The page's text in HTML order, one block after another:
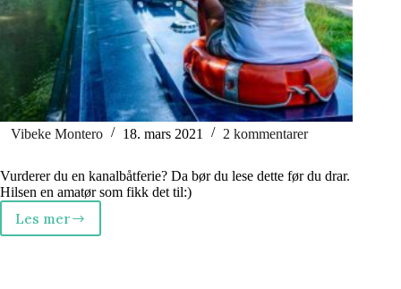
Vibeke Montero 18. mars 2021 2 kommentarer
Vurderer du en kanalbåtferie? Da bør du lese dette før du drar.
Hilsen en amatør som fikk det til:)
Les merKanalbåtferie